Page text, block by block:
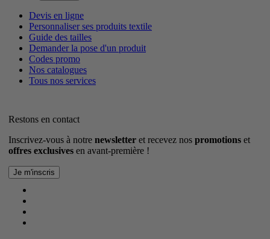
Devis en ligne
Personnaliser ses produits textile
Guide des tailles
Demander la pose d'un produit
Codes promo
Nos catalogues
Tous nos services
Restons en contact
Inscrivez-vous à notre newsletter et recevez nos promotions et
offres exclusives en avant-première !